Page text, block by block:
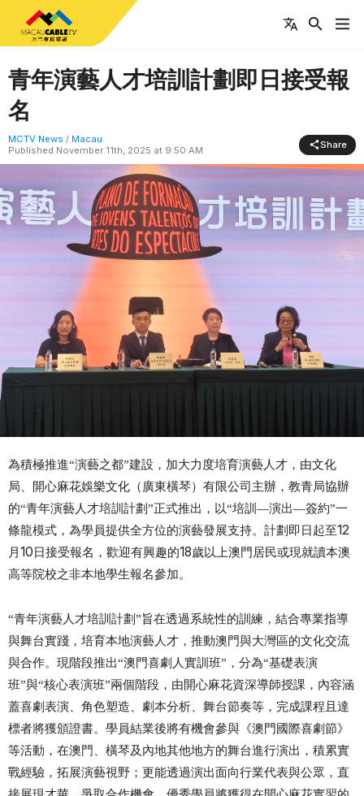
青年演藝人才培訓計劃即日接受報
名
MCTV News / Macau
Published November 11th, 2025 at 9:50 AM Share
為積極推進“演藝之都”建設，加大力度培育演藝人才，由文化
局、開心麻花娛樂文化（廣東橫琴）有限公司主辦，教青局協辦
的“青年演藝人才培訓計劃”正式推出，以“培訓—演出—簽約”一
條龍模式，為學員提供全方位的演藝發展支持。計劃即日起至12
月10日接受報名，歡迎有興趣的18歲以上澳門居民或現就讀本澳
高等院校之非本地學生報名參加。
“青年演藝人才培訓計劃”旨在透過系統性的訓練，結合專業指導
與舞台實踐，培育本地演藝人才，推動澳門與大灣區的文化交流
與合作。現階段推出“澳門喜劇人實訓班”，分為“基礎表演
班”與“核心表演班”兩個階段，由開心麻花資深導師授課，內容涵
蓋喜劇表演、角色塑造、劇本分析、舞台節奏等，完成課程且達
標者將獲頒證書。學員結業後將有機會參與《澳門國際喜劇節》
等活動，在澳門、橫琴及內地其他地方的舞台進行演出，積累實
戰經驗，拓展演藝視野；更能透過演出面向行業代表與公眾，直